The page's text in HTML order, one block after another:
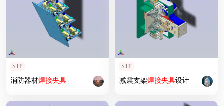
STP
消防器材焊接夹具
STP
减震支架焊接夹具设计